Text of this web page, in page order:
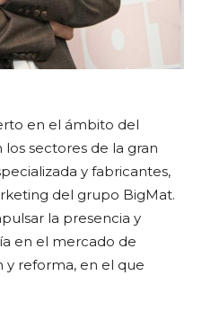
en el ámbito del
sectores de la gran
y fabricantes,
del grupo BigMat.
la presencia y
en el mercado de
y reforma, en el que